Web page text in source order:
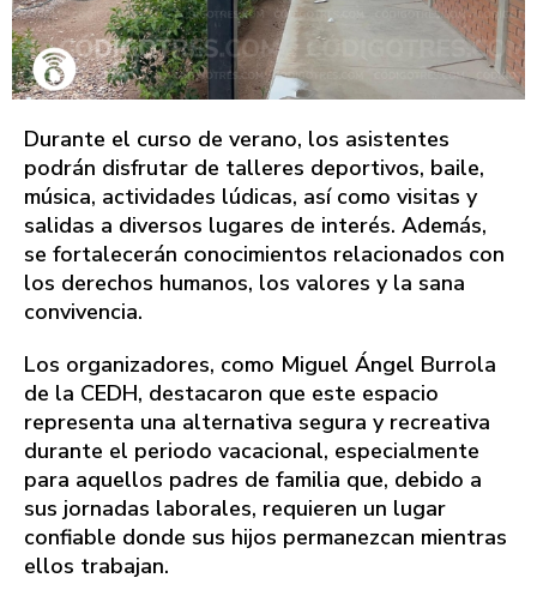
Durante el curso de verano, los asistentes
podrán disfrutar de talleres deportivos, baile,
música, actividades lúdicas, así como visitas y
salidas a diversos lugares de interés. Además,
se fortalecerán conocimientos relacionados con
los derechos humanos, los valores y la sana
convivencia.
Los organizadores, como Miguel Ángel Burrola
de la CEDH, destacaron que este espacio
representa una alternativa segura y recreativa
durante el periodo vacacional, especialmente
para aquellos padres de familia que, debido a
sus jornadas laborales, requieren un lugar
confiable donde sus hijos permanezcan mientras
ellos trabajan.